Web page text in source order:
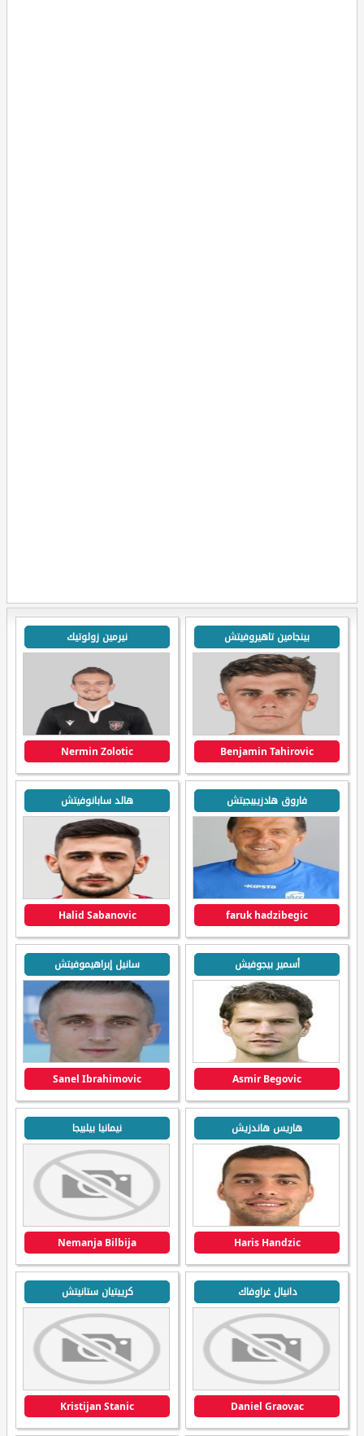
بينجامين تاهيروفيتش
Benjamin Tahirovic
نيرمين زولوتيك
Nermin Zolotic
فاروق هادزيبيجيتش
faruk hadzibegic
هالد سابانوفيتش
Halid Sabanovic
أسمير بيجوفيش
Asmir Begovic
سانيل إبراهيموفيتش
Sanel Ibrahimovic
هاريس هاندزيش
Haris Handzic
نيمانيا بيلبيجا
Nemanja Bilbija
دانيال غراوفاك
Daniel Graovac
كرييتيان ستانيتش
Kristijan Stanic